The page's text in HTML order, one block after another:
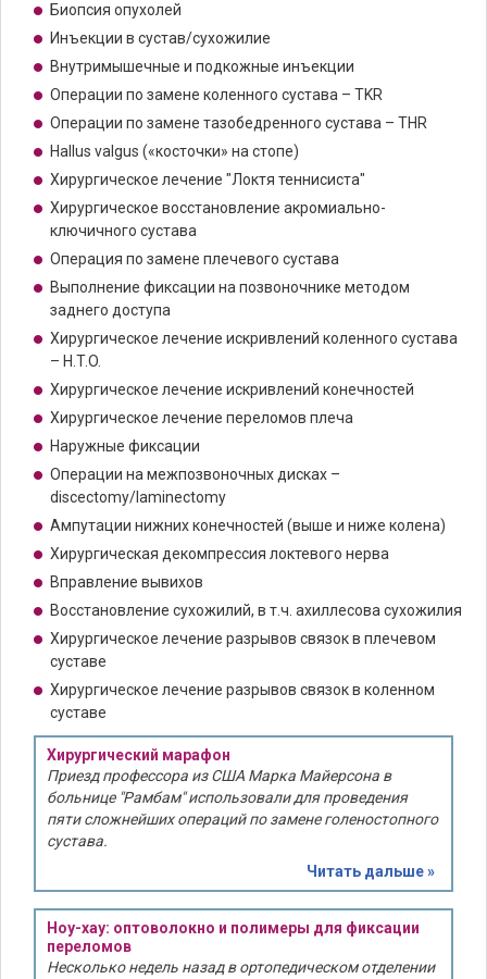
Биопсия опухолей
Инъекции в сустав/сухожилие
Внутримышечные и подкожные инъекции
Операции по замене коленного сустава – TKR
Операции по замене тазобедренного сустава – THR
Hallus valgus («косточки» на стопе)
Хирургическое лечение "Локтя теннисиста"
Хирургическое восстановление акромиально-
ключичного сустава
Операция по замене плечевого сустава
Выполнение фиксации на позвоночнике методом
заднего доступа
Хирургическое лечение искривлений коленного сустава
– H.T.O.
Хирургическое лечение искривлений конечностей
Хирургическое лечение переломов плеча
Наружные фиксации
Операции на межпозвоночных дисках –
discectomy/laminectomy
Ампутации нижних конечностей (выше и ниже колена)
Хирургическая декомпрессия локтевого нерва
Вправление вывихов
Восстановление сухожилий, в т.ч. ахиллесова сухожилия
Хирургическое лечение разрывов связок в плечевом
суставе
Хирургическое лечение разрывов связок в коленном
суставе
Хирургический марафон
Приезд профессора из США Марка Майерсона в
больнице "Рамбам" использовали для проведения
пяти сложнейших операций по замене голеностопного
сустава.
Читать дальше »
Ноу-хау: оптоволокно и полимеры для фиксации
переломов
Несколько недель назад в ортопедическом отделении